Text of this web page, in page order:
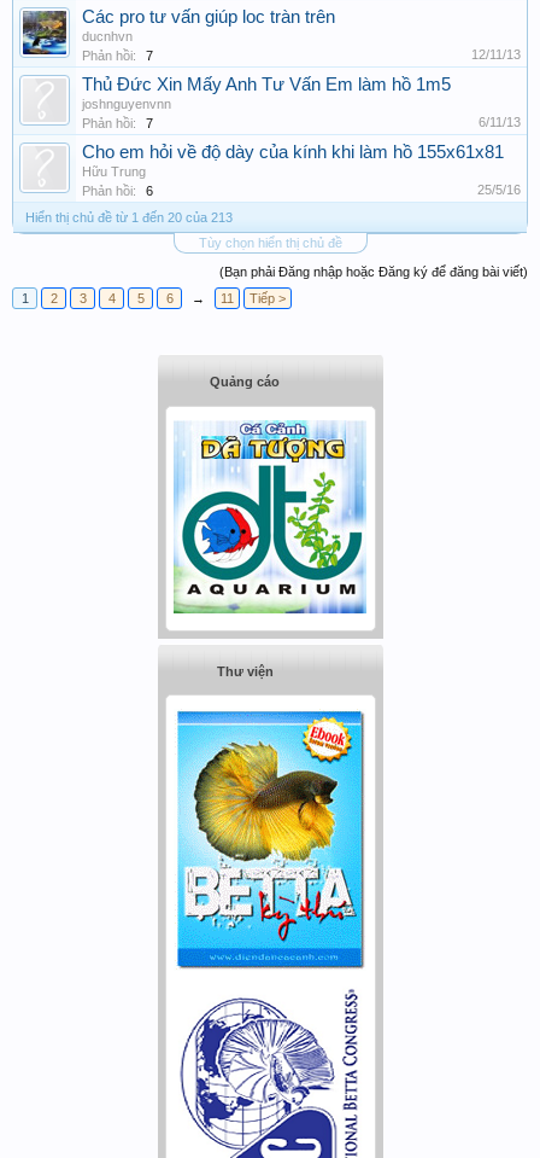
Các pro tư vấn giúp loc tràn trên
ducnhvn
Phản hồi:
7 12/11/13
Thủ Đức Xin Mấy Anh Tư Vấn Em làm hồ 1m5
joshnguyenvnn
Phản hồi:
7 6/11/13
Cho em hỏi về độ dày của kính khi làm hồ 155x61x81
Hữu Trung
Phản hồi:
6
25/5/16
Hiển thị chủ đề từ 1 đến 20 của 213
Tùy chọn hiển thị chủ đề
(Bạn phải Đăng nhập hoặc Đăng ký để đăng bài viết)
1
2 3 4 5 6 → 11 Tiếp >
Quảng cáo
Thư viện